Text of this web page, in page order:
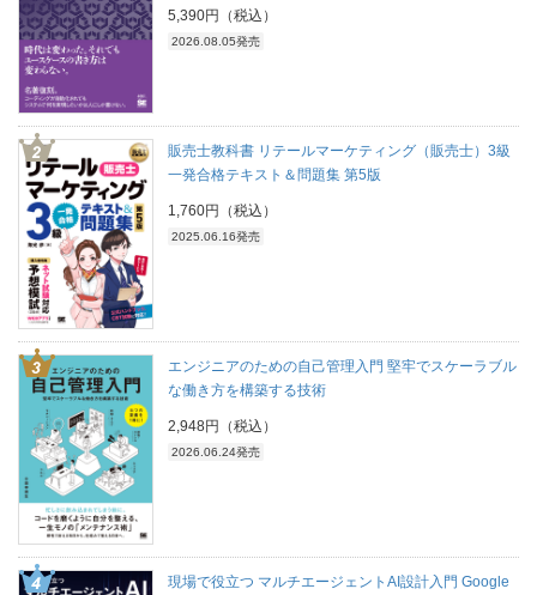
5,390円（税込）
2026.08.05発売
販売士教科書 リテールマーケティング（販売士）3級
一発合格テキスト＆問題集 第5版
1,760円（税込）
2025.06.16発売
エンジニアのための自己管理入門 堅牢でスケーラブル
な働き方を構築する技術
2,948円（税込）
2026.06.24発売
現場で役立つ マルチエージェントAI設計入門 Google